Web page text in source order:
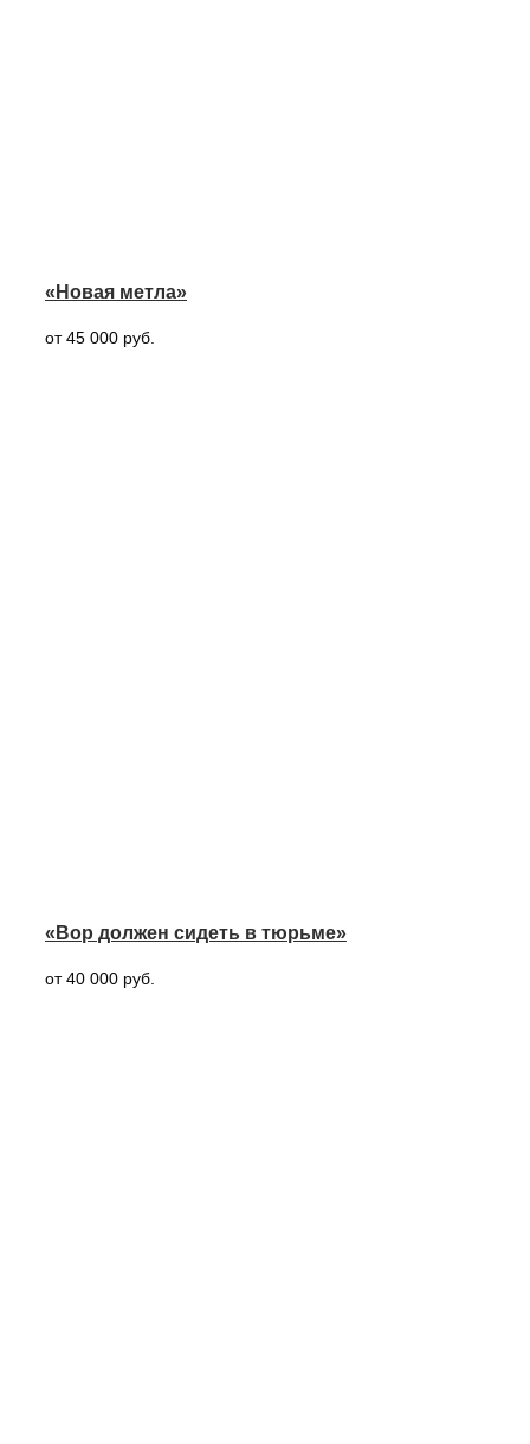
«Новая метла»
от 45 000 руб.
«Вор должен сидеть в тюрьме»
от 40 000 руб.